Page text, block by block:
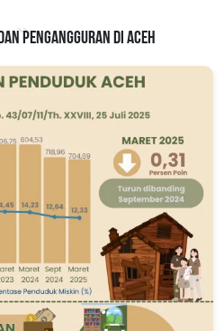
Pengangguran di Aceh